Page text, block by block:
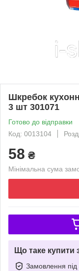
Шкребок
3 шт 301071
Готово до відправки
Код: 0013104
58 ₴
Мінімальна сума
Що таке купити
Замовлення під